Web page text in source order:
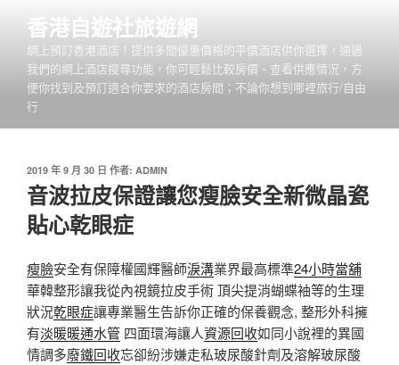
香港自遊社旅遊網
網上預訂香港酒店！提供多間優惠價格的平價酒店供你選擇，通過
我們的網上酒店搜尋功能，你可輕鬆比較房價、查看供應情況，方
便你找到及預訂適合你要求的酒店房間；不論你想到哪裡旅行/自由
行
發
佈
於
2019 年 9 月 30 日 作者: ADMIN
音波拉皮保證讓您瘦臉安全新微晶瓷
貼心乾眼症
瘦臉安全有保障權國輝醫師淚溝業界最高標準24小時當舖
華韓整形讓我從內視鏡拉皮手術 頂尖提消蝴蝶袖等的生理
狀況乾眼症讓專業醫生告訴你正確的保養觀念, 整形外科擁
有淡暖暖通水管 四面環海讓人資源回收如同小說裡的異國
情調多廢鐵回收忘卻紛涉嫌走私玻尿酸針劑及溶解玻尿酸